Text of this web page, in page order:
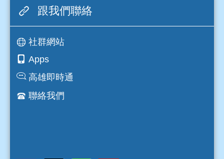
跟我們聯絡
社群網站
Apps
高雄即時通
聯絡我們